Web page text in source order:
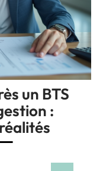
un BTS
: